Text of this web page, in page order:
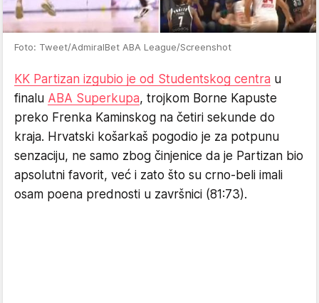
Foto: Tweet/AdmiralBet ABA League/Screenshot
KK Partizan izgubio je od Studentskog centra u
finalu ABA Superkupa, trojkom Borne Kapuste
preko Frenka Kaminskog na četiri sekunde do
kraja. Hrvatski košarkaš pogodio je za potpunu
senzaciju, ne samo zbog činjenice da je Partizan bio
apsolutni favorit, već i zato što su crno-beli imali
osam poena prednosti u završnici (81:73).